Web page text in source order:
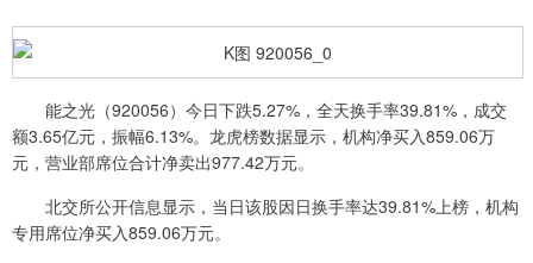
能之光（920056）今日下跌5.27%，全天换手率39.81%，成交
额3.65亿元，振幅6.13%。龙虎榜数据显示，机构净买入859.06万
元，营业部席位合计净卖出977.42万元。
北交所公开信息显示，当日该股因日换手率达39.81%上榜，机构
专用席位净买入859.06万元。